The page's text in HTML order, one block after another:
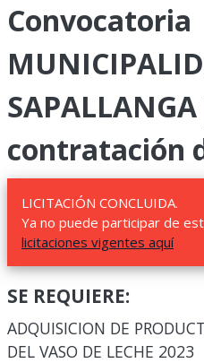
Convocatoria
contratación
LICITACIÓN CONCLUIDA.
Ya no puede participar de
licitaciones vigentes aquí
SE REQUIERE:
ADQUISICION DE
DEL VASO DE LECHE 2023